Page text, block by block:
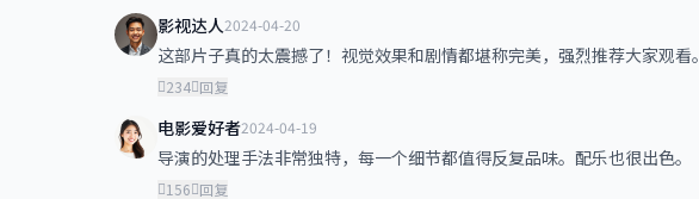
影视达人2024-04-20
这部片子真的太震撼了！视觉效果和剧情都堪称完美，强烈推荐大家观看。
234 回复
电影爱好者2024-04-19
导演的处理手法非常独特，每一个细节都值得反复品味。配乐也很出色。
156 回复